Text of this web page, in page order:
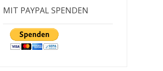
MIT PAYPAL SPENDEN